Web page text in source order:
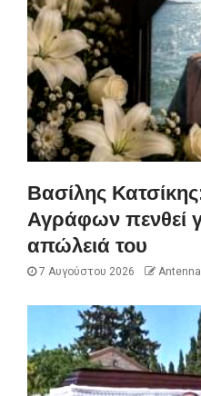
Βασίλης
Αγράφων πενθεί
απώλειά του
7 Αυγούστου 2026